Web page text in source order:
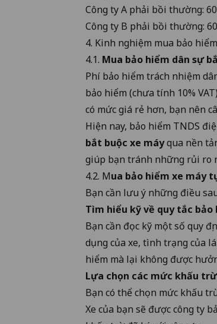
Công ty A phải bồi thường:
Công ty B phải bồi thường:
4. Kinh nghiệm mua bảo
4.1. Mua bảo hiểm dân sự
Phí bảo hiểm trách nhiệm
bảo hiểm (chưa tính 10%
có mức giá rẻ hơn, bạn nên
Hiện nay, bảo hiểm TNDS
bắt buộc xe máyqua nền
giúp bạn tránh những rủi ro
4.2. Mua bảo hiểm xe máy
Bạn cần lưu ý những điều
Tìm hiểu kỹ về quy tắc bảo
Bạn cần đọc kỹ một số quy
dụng của xe, tình trạng của
hiểm mà lại không được
Lựa chọn các mức khấu
Bạn có thể chọn mức khấu
Xe của bạn sẽ được công ty